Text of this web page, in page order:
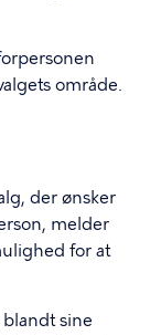
område.
der ønsker
melder
for at
sine